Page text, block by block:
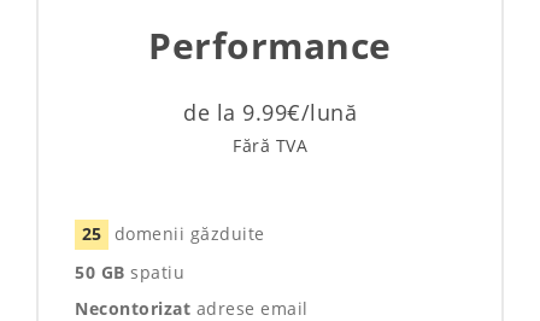
Performance
de la 9.99€/lună
Fără TVA
25 domenii găzduite
50 GB spatiu
Necontorizat adrese email